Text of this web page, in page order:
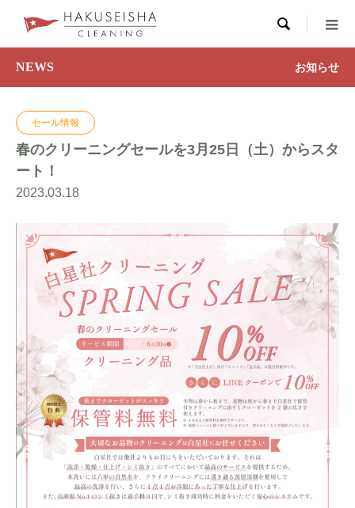

NEWS お知らせ
セール情報
春のクリーニングセールを3月25日（土）からスタ
ート！
2023.03.18